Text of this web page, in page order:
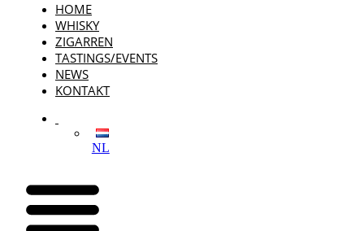
HOME
WHISKY
ZIGARREN
TASTINGS/EVENTS
NEWS
KONTAKT
NL